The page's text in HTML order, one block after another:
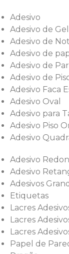
Adesivo
Adesivo de
Adesivo de
Adesivo de
Adesivo de
Adesivo de
Adesivo Faca
Adesivo Oval
Adesivo para
Adesivo Piso
Adesivo
Adesivo
Adesivo
Adesivos
Etiquetas
Lacres
Lacres
Lacres
Papel de